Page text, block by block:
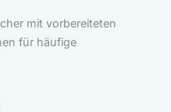
mit vorbereiteten
für häufige